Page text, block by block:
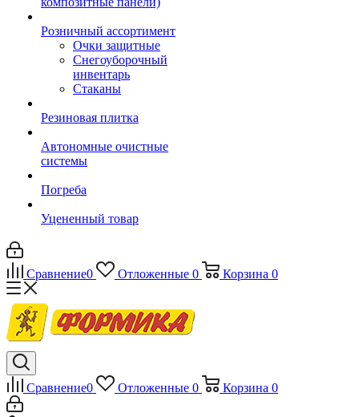
Розничный ассортимент
Очки защитные
Снегоуборочный
инвентарь
Стаканы
Резиновая плитка
Автономные очистные
системы
Погреба
Уцененный товар
Сравнение0 Отложенные 0 Корзина 0
Сравнение0 Отложенные 0 Корзина 0